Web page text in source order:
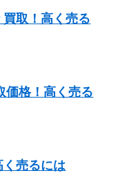
取！高く売る
価格！高く売る
売るには